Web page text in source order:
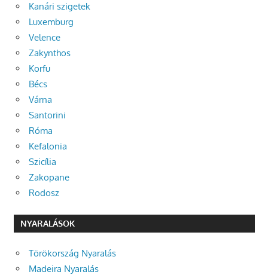
Kanári szigetek
Luxemburg
Velence
Zakynthos
Korfu
Bécs
Várna
Santorini
Róma
Kefalonia
Szicília
Zakopane
Rodosz
NYARALÁSOK
Törökország Nyaralás
Madeira Nyaralás